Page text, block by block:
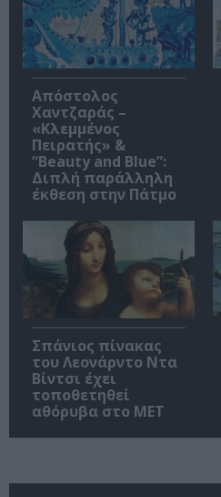
Απόστολος
Χαντζαράς –
«Κλεμμένος
Πειρατής» &
“Beauty and Blue”:
Διπλή παράλληλη
έκθεση στην Πάτμο
Σπάνιος πίνακας
του Λεονάρντο Ντα
Βίντσι έχει
τοποθετηθεί
αθόρυβα στο MET